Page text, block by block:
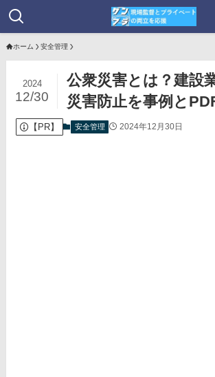
ホーム 安全管理
公衆災害とは？建設
災害防止を事例と
2024
12/30
【PR】 安全管理 2024年12月30日